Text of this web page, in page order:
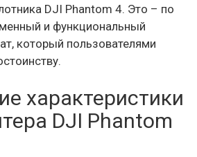
DJI Phantom 4. Это – по
и функциональный
который пользователями
характеристики
DJI Phantom